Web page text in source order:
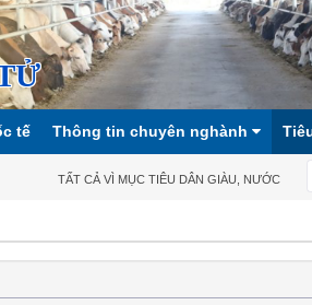
tế Thông tin chuyên nghành
TẤT CẢ VÌ MỤC TIÊU DÂN GIÀU, NƯỚC MẠNH,